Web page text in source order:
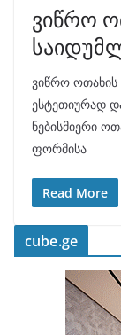
ვიწრო
ვიწრო
ესტეთიურად
ნებისმიერი
ფორმისა
Read More
cube.ge